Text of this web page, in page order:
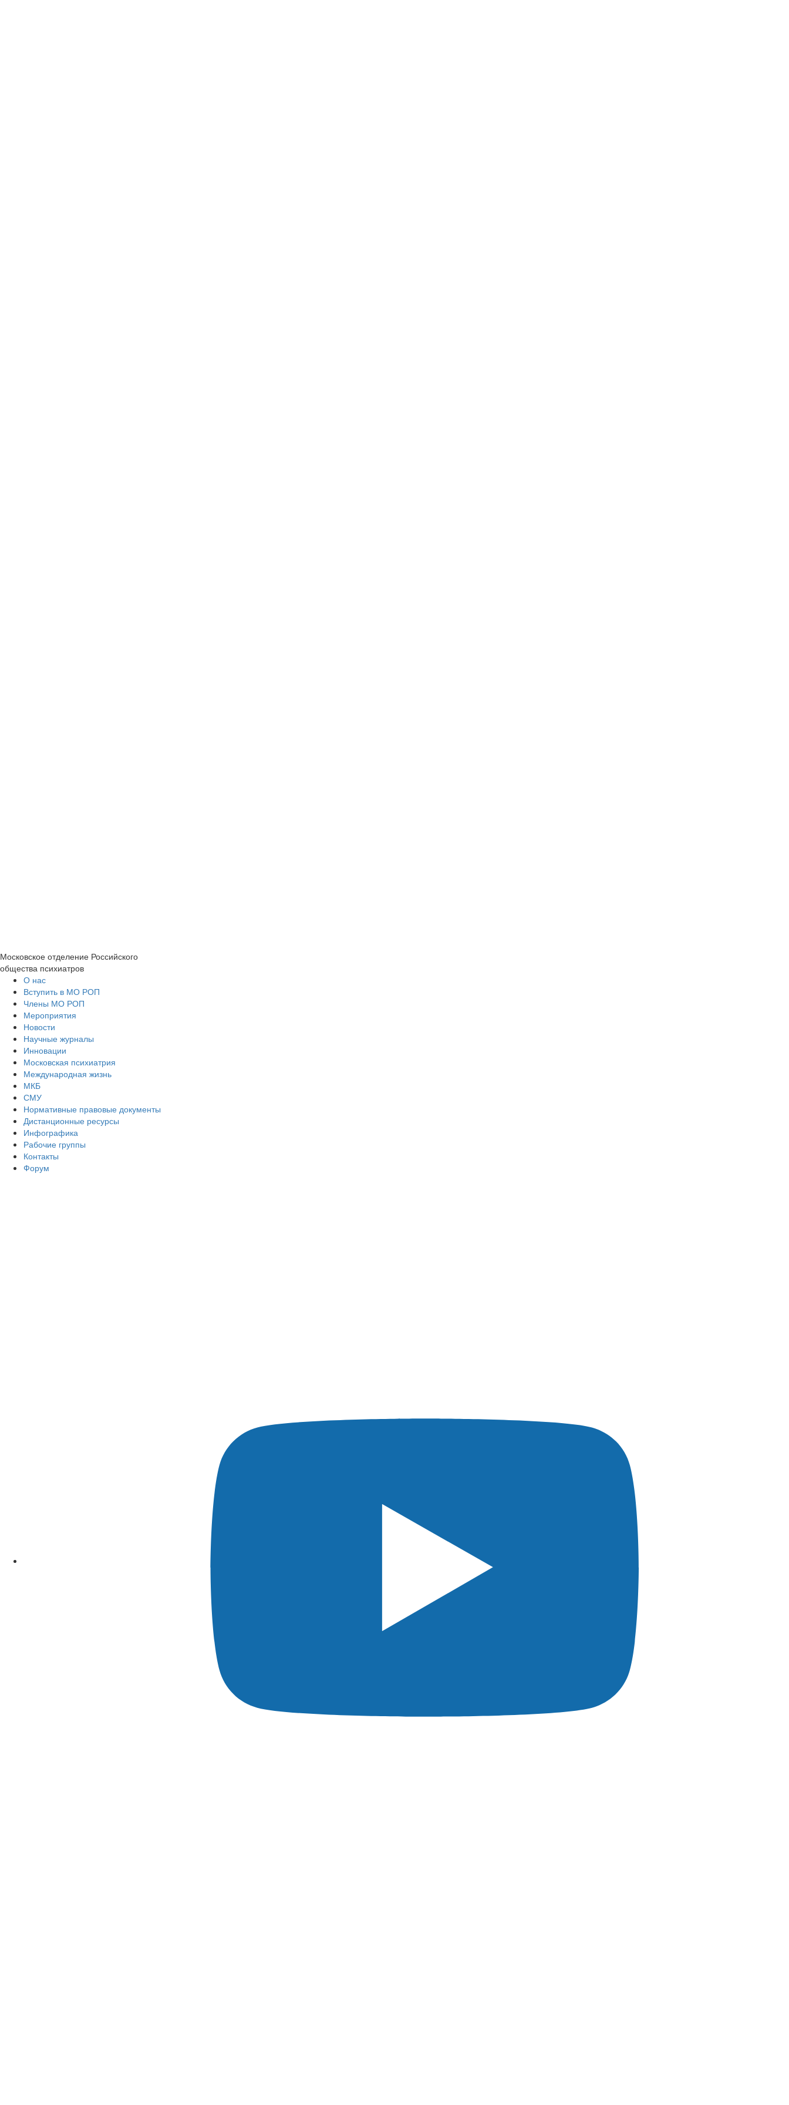
Московское отделение Российского
общества психиатров
О нас
Вступить в МО РОП
Члены МО РОП
Мероприятия
Новости
Научные журналы
Инновации
Московская психиатрия
Международная жизнь
МКБ
СМУ
Нормативные правовые документы
Дистанционные ресурсы
Инфографика
Рабочие группы
Контакты
Форум